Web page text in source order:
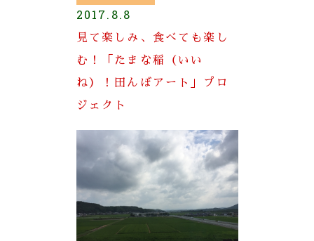
2017.8.8
見て楽しみ、食べても楽し
む！「たまな稲（いい
ね）！田んぼアート」プロ
ジェクト